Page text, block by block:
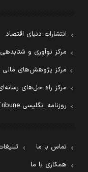
انتشارات دنیای اقتصاد
مرکز نوآوری و
مرکز پژوهش‌های مالی
مرکز راه حل‌های
روزنامه انگلیسی Financial Tribune
تماس با ما
همکاری با ما